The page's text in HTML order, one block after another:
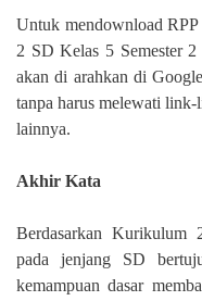
Untuk mendownload
2 SD Kelas 5 Semester
akan di arahkan di
tanpa harus melewati
lainnya.
Akhir Kata
Berdasarkan Kurikulum
pada jenjang SD
kemampuan dasar